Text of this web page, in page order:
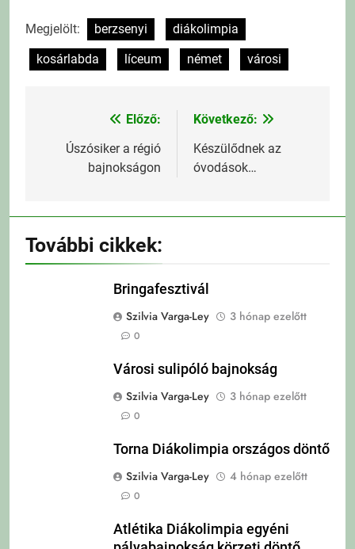
Megjelölt: berzsenyi
diákolimpia
kosárlabda
líceum német városi
Bejegyzés
navigáció
Előző:
Úszósiker a régió
bajnokságon
Következő:
Készülődnek az
óvodások…
További cikkek:
Bringafesztivál
Szilvia Varga-Ley
3 hónap ezelőtt
0
Városi sulipóló bajnokság
Szilvia Varga-Ley
3 hónap ezelőtt
0
Torna Diákolimpia országos döntő
Szilvia Varga-Ley
4 hónap ezelőtt
0
Atlétika Diákolimpia egyéni